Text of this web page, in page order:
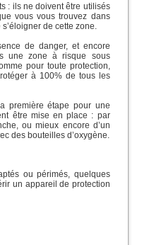
: ils ne doivent être utilisés
vous vous trouvez dans
de cette zone.
de danger, et encore
une zone à risque sous
pour toute protection,
à 100% de tous les
première étape pour une
être mise en place : par
ou mieux encore d’un
des bouteilles d’oxygène.
ou périmés, quelques
un appareil de protection